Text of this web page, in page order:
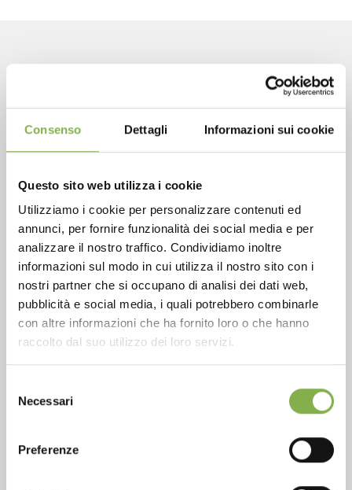
Consenso Dettagli Informazioni sui cookie
Questo sito web utilizza i cookie
Utilizziamo i cookie per personalizzare contenuti ed
annunci, per fornire funzionalità dei social media e per
analizzare il nostro traffico. Condividiamo inoltre
informazioni sul modo in cui utilizza il nostro sito con i
nostri partner che si occupano di analisi dei dati web,
pubblicità e social media, i quali potrebbero combinarle
con altre informazioni che ha fornito loro o che hanno
raccolto dal suo utilizzo dei loro servizi.
delNecessari
Preferenze
Phone
From monday to friday
+1 904 294 5920
SERVICES